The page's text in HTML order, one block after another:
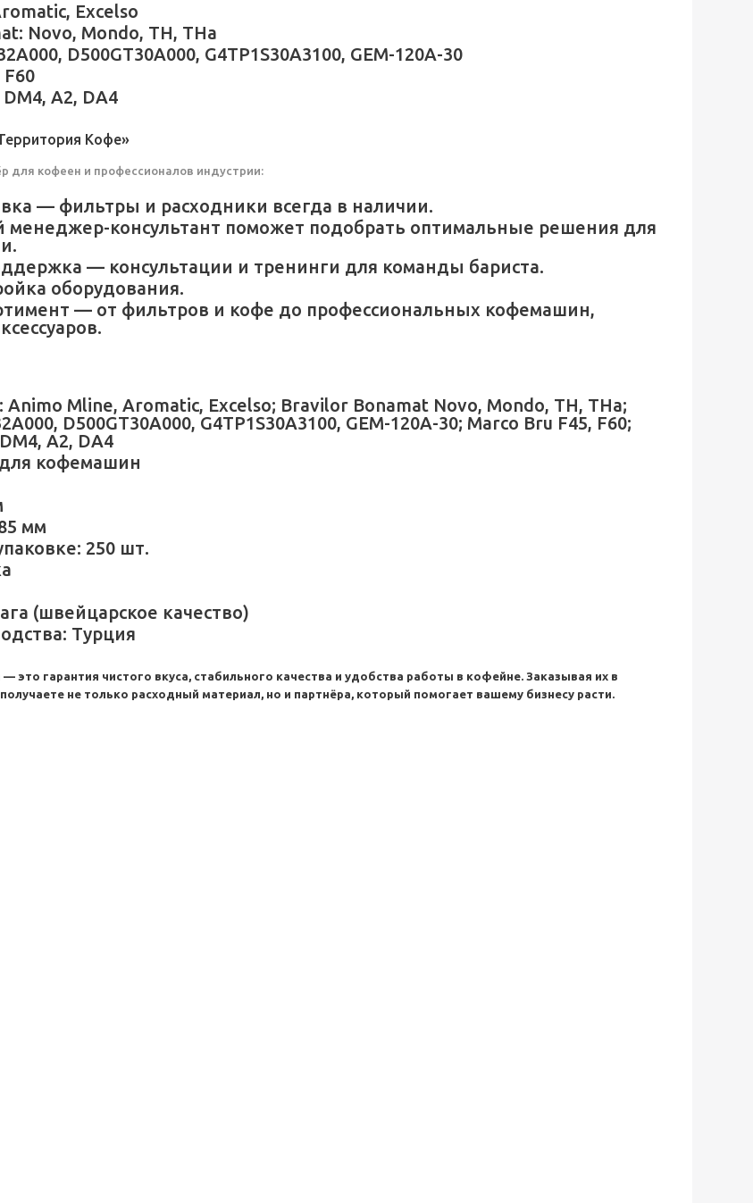
Excelso
Novo, Mondo, TH, THa
D500GT30A000, G4TP1S30A3100, GEM-120A-30
F60
A2, DA4
Кофе»
для кофеен и профессионалов индустрии:
— фильтры и расходники всегда в наличии.
менеджер-консультант поможет подобрать оптимальные решения для
— консультации и тренинги для команды бариста.
оборудования.
— от фильтров и кофе до профессиональных кофемашин,
Mline, Aromatic, Excelso; Bravilor Bonamat Novo, Mondo, TH, THa;
D500GT30A000, G4TP1S30A3100, GEM-120A-30; Marco Bru F45, F60;
A2, DA4
кофемашин
мм
250 шт.
(швейцарское качество)
Турция
это гарантия чистого вкуса, стабильного качества и удобства работы в кофейне. Заказывая их в
не только расходный материал, но и партнёра, который помогает вашему бизнесу расти.